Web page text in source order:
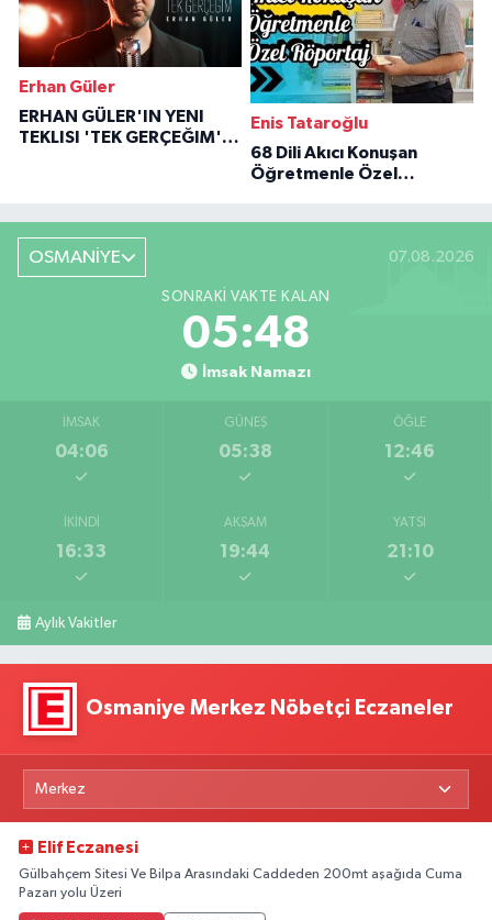
Erhan Güler
ERHAN GÜLER'IN YENI
TEKLISI 'TEK GERÇEĞIM'LE
Enis Tataroğlu
68 Dili Akıcı Konuşan
Öğretmenle Özel
OSMANİYE 07.08.2026
SONRAKI VAKTE KALAN
05:47
İmsak Namazı
İMSAK
04:06
GÜNEŞ
05:38
ÖĞLE
12:46
İKINDI
16:33
AKŞAM
19:44
YATSI
21:10
Aylık Vakitler
Osmaniye Merkez Nöbetçi Eczaneler
Elif Eczanesi
Gülbahçem Sitesi Ve Bilpa Arasındaki Caddeden 200mt aşağıda Cuma
Pazarı yolu Üzeri